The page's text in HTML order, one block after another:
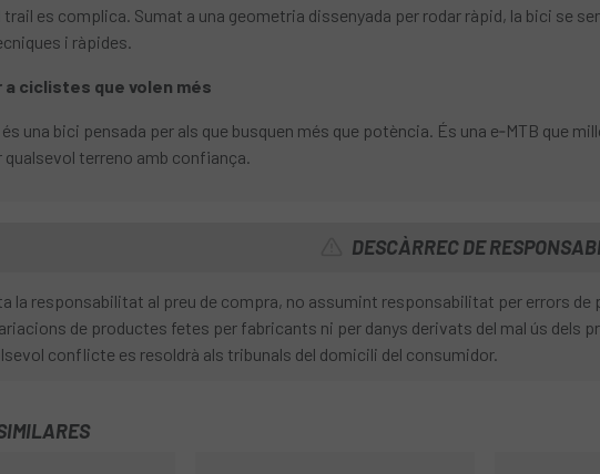
es complica. Sumat a una geometria dissenyada per rodar ràpid, la bici se
i ràpides.
a ciclistes que volen més
és una bici pensada per als que busquen més que potència. És una e‑MTB que
terreno amb confiança.
DESCÀRREC DE
la responsabilitat al preu de compra, no assumint responsabilitat per errors
de productes fetes per fabricants ni per danys derivats del mal ús dels
conflicte es resoldrà als tribunals del domicili del consumidor.